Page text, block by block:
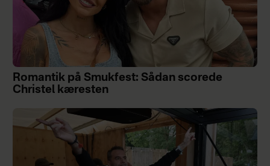
Romantik på Smukfest: Sådan scorede
Christel kæresten